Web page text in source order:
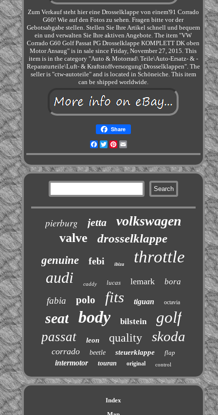
Zum Verkauf steht hier eine Drosselklappe von einem'91 Corrado
G60! Wie auf den Fotos zu sehen. Fragen bitte vor der
Gebotsabgabe stellen. Stellen Sie Ihre Artikel schnell und bequem
ein und verwalten Sie Ihre aktiven Angebote. The item "VW
Corrado G60 Golf Passat PG Drosselklappe KOMPLETT DK oben
Motor Ansaug" is in sale since Friday, November 27, 2015. This
item is in the category "Auto & Motorrad\ Teile\Auto-Ersatz- & -
Reparaturteile\Luft- & Kraftstoffversorgung\Drosselklappen". The
seller is "ctw-autoteile" and is located in Schöneiche. This item
can be shipped worldwide.
Share
Facebook
TwitterPinterest
pierburg jetta volkswagen
valve drosselklappe
genuine febi ibiza throttle
audi caddy lucas lemark bora
fabia polo fits tiguan octavia
seat body bilstein golf
passat leon quality skoda
corrado beetle steuerklappe flap
intermotor touran original control
Index